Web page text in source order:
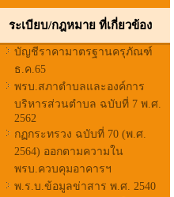
ระเบียบ/กฎหมาย ที่เกี่ยวข้อง
บัญชีราคามาตรฐานครุภัณฑ์
ธ.ค.65
พรบ.สภาตำบลและองค์การ
บริหารส่วนตำบล ฉบับที่ 7 พ.ศ.
2562
กฏกระทรวง ฉบับที่ 70 (พ.ศ.
2564) ออกตามความใน
พรบ.ควบคุมอาคารฯ
พ.ร.บ.ข้อมูลข่าสาร พ.ศ. 2540